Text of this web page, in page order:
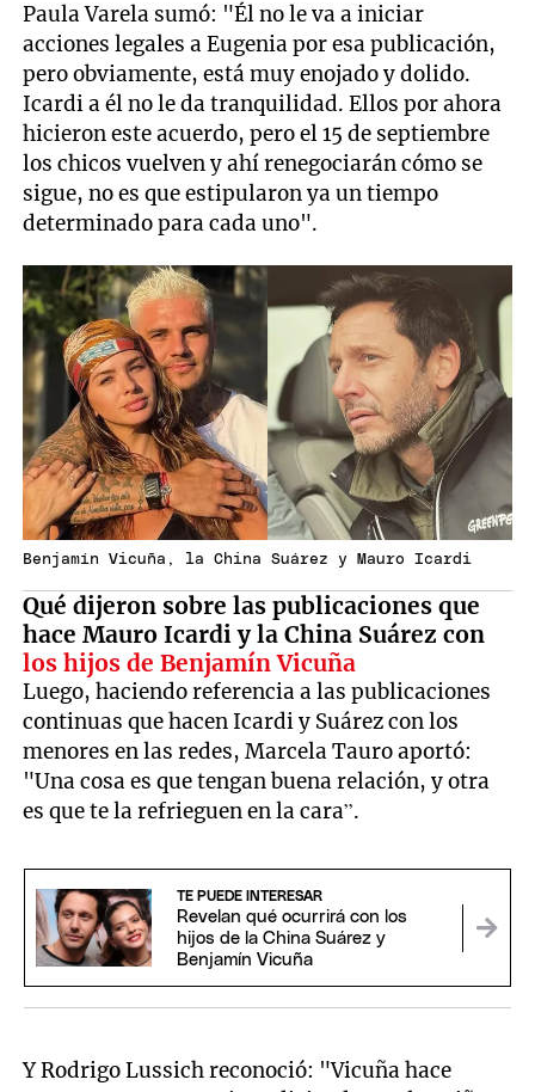
Paula Varela sumó: "Él no le va a iniciar
acciones legales a Eugenia por esa publicación,
pero obviamente, está muy enojado y dolido.
Icardi a él no le da tranquilidad. Ellos por ahora
hicieron este acuerdo, pero el 15 de septiembre
los chicos vuelven y ahí renegociarán cómo se
sigue, no es que estipularon ya un tiempo
determinado para cada uno".
Benjamín Vicuña, la China Suárez y Mauro Icardi
Qué dijeron sobre las publicaciones que
hace Mauro Icardi y la China Suárez con
los hijos de Benjamín Vicuña
Luego, haciendo referencia a las publicaciones
continuas que hacen Icardi y Suárez con los
menores en las redes, Marcela Tauro aportó:
"Una cosa es que tengan buena relación, y otra
es que te la refrieguen en la cara”.
TE PUEDE INTERESAR
Revelan qué ocurrirá con los
hijos de la China Suárez y
Benjamín Vicuña
Y Rodrigo Lussich reconoció: "Vicuña hace